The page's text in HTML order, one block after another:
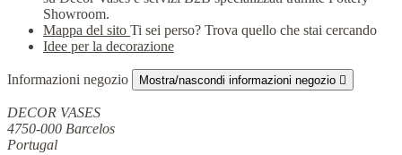
Showroom.
Mappa del sito Ti sei perso? Trova quello che stai cercando
Idee per la decorazione
Informazioni negozio Mostra/nascondi informazioni negozio 
DECOR VASES
4750-000 Barcelos
Portugal